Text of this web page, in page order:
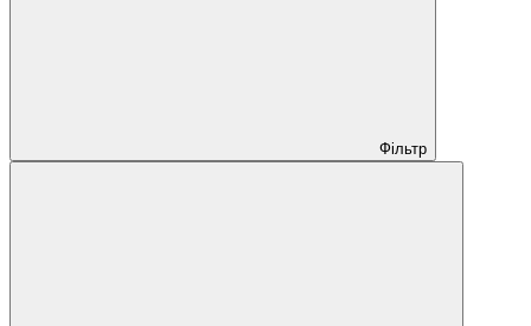
Фільтр